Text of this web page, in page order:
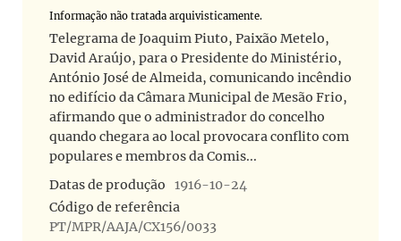
Informação não tratada arquivisticamente.
Telegrama de Joaquim Piuto, Paixão Metelo,
David Araújo, para o Presidente do Ministério,
António José de Almeida, comunicando incêndio
no edifício da Câmara Municipal de Mesão Frio,
afirmando que o administrador do concelho
quando chegara ao local provocara conflito com
populares e membros da Comis...
Datas de produção
1916-10-24
Código de referência
PT/MPR/AAJA/CX156/0033